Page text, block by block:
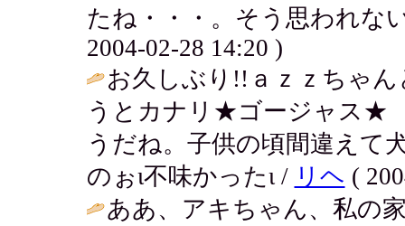
たね・・・。そう思われな
2004-02-28 14:20 )
お久しぶり!!ａｚｚちゃ
うとカナリ★ゴージャス★
うだね。子供の頃間違えて
のぉι不味かったι / リヘ (
ああ、アキちゃん、私の